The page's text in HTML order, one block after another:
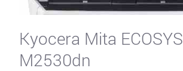
Kyocera Mita ECOSYS
M2530dn